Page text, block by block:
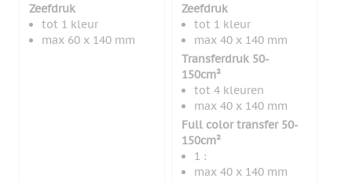
Zeefdruk
tot 1 kleur
max 60 x 140 mm
Zeefdruk
tot 1 kleur
max 40 x 140 mm
Transferdruk 50-
150cm²
tot 4 kleuren
max 40 x 140 mm
Full color transfer 50-
150cm²
1 :
max 40 x 140 mm